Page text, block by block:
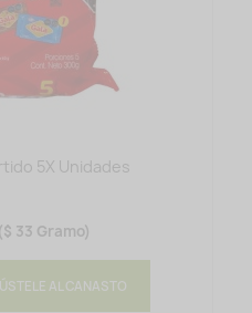
5X Unidades
($ 33 Gramo)
ÚSTELE AL CANASTO